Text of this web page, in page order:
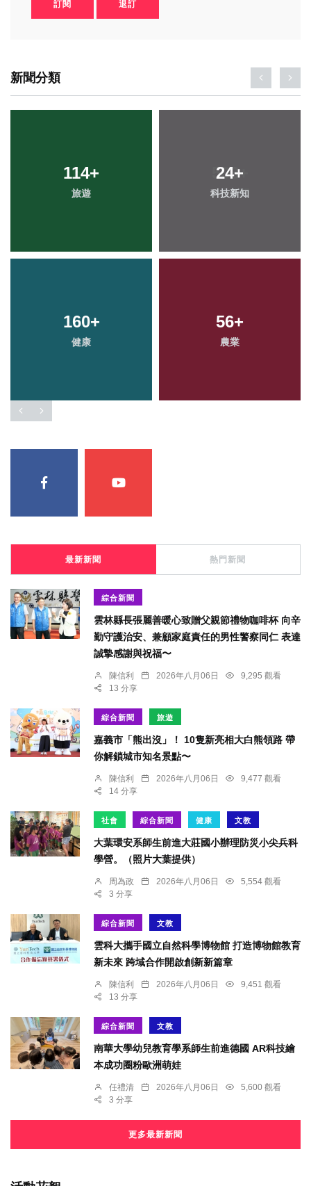
訂閱 退訂
新聞分類
114+
旅遊
24+
科技新知
160+
健康
56+
農業
最新新聞 熱門新聞
綜合新聞
雲林縣長張麗善暖心致贈父親節禮物咖啡杯 向辛
勤守護治安、兼顧家庭責任的男性警察同仁 表達
誠摯感謝與祝福〜
陳信利 2026年八月06日
9,295 觀看
13 分享
綜合新聞 旅遊
嘉義市「熊出沒」！ 10隻新亮相大白熊領路 帶
你解鎖城市知名景點〜
陳信利 2026年八月06日
9,477 觀看
14 分享
社會 綜合新聞 健康 文教
大葉環安系師生前進大莊國小辦理防災小尖兵科
學營。（照片大葉提供）
周為政 2026年八月06日
5,554 觀看
3 分享
綜合新聞 文教
雲科大攜手國立自然科學博物館 打造博物館教育
新未來 跨域合作開啟創新新篇章
陳信利 2026年八月06日
9,451 觀看
13 分享
綜合新聞 文教
南華大學幼兒教育學系師生前進德國 AR科技繪
本成功圈粉歐洲萌娃
任禮清 2026年八月06日
5,600 觀看
3 分享
更多最新新聞